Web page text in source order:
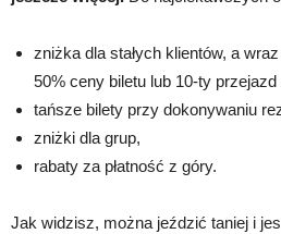
zniżka dla stałych klientów, a
50% ceny biletu lub 10-ty przejazd
tańsze bilety przy dokonywaniu
zniżki dla grup,
rabaty za płatność z góry.
Jak widzisz, można jeździć taniej i